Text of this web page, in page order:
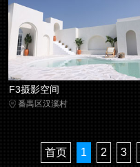
F3摄影空间
番禺区汉溪村
首页 1 2 3